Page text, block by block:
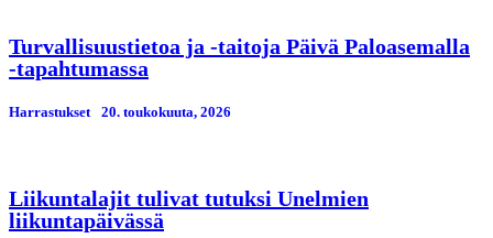
Turvallisuustietoa ja -taitoja Päivä Paloasemalla
-tapahtumassa
Harrastukset 20. toukokuuta, 2026
Liikuntalajit tulivat tutuksi Unelmien
liikuntapäivässä